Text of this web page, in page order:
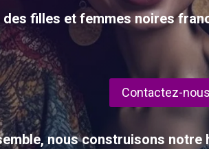
filles et femmes noires
Contactez-nous
nous construisons